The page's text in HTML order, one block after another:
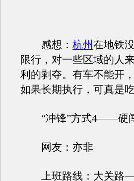
感想： 杭州在地铁
限行，对一些区域的人
利的剥夺。有车不能开
如果长期执行，可真是吃
“冲锋”方式4——硬闯
网友：亦非
上班路线：大关路